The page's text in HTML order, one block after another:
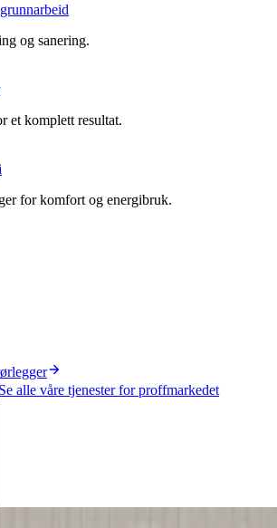
og sanering.
et komplett resultat.
for komfort og energibruk.
alle våre tjenester for proffmarkedet